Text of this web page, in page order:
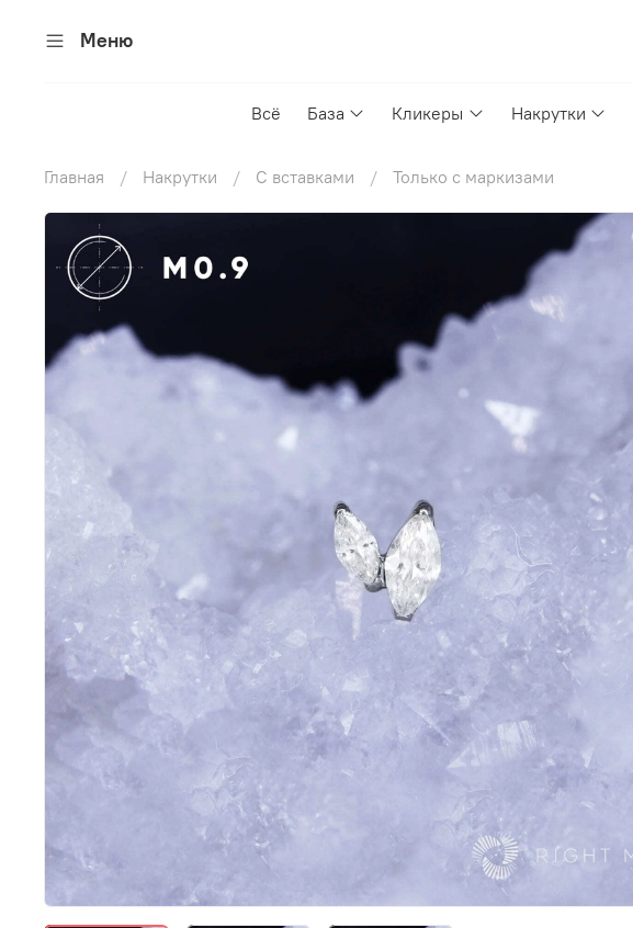
Меню
Всё База Кликеры Накрутки
Главная Накрутки С вставками Только с маркизами